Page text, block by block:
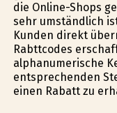
die Online-Shops
sehr umständlich
Kunden direkt
Rabttcodes
alphanumerische
entsprechenden
einen Rabatt zu